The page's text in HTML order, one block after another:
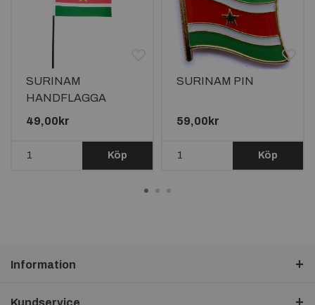
SURINAM
HANDFLAGGA
23X15CM
49,00kr
Köp
SURINAM PIN
59,00kr
Köp
Information